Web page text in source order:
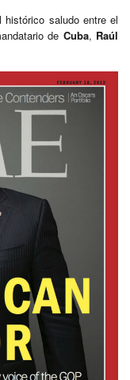
saludo entre el
de Cuba, Raúl